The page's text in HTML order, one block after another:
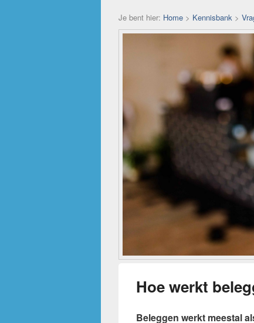
Je bent hier: Home > Kennisbank >
Hoe werkt
Beleggen werkt meestal